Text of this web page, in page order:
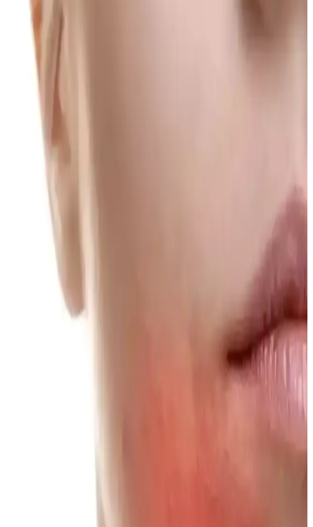
pratik kullanımıyla saç ve sakal beyazlıklarını azaltmayı hedefleyen
NEDOX Varilx Önleyici Roll-on: Varis ve Kılcal
Damar Sorunlarına Çözüm Sunan Doğal Kozmetik
NEDOX Varilx Roll-on, doğal içerikleriyle varis ve damar
görünüm ve pratik ürün seçimi, yoğun yaşam temposunda ideal
Curl Maskaralarının Kirpik Kıvırma Performans
Karşılaştırması
Dejavu Lash Knockout maskarası kirpik kıvrıklığını koruyamayıp
bulaşma yaparken, Heroine Make Long & Curl maskarası uzun
süreli kıvrıklık ve suya dayanıklılık sunuyor. Kullanıcı deneyimleri
Makyaj Düzenleyicileri: Cam ve Akrilik Modellerle